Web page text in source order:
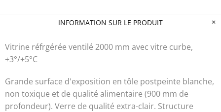
INFORMATION SUR LE PRODUIT
Vitrine réfrgérée ventilé 2000 mm avec vitre curbe,
+3°/+5°C
Grande surface d'exposition en tôle postpeinte blanche,
non toxique et de qualité alimentaire (900 mm de
profondeur). Verre de qualité extra-clair. Structure